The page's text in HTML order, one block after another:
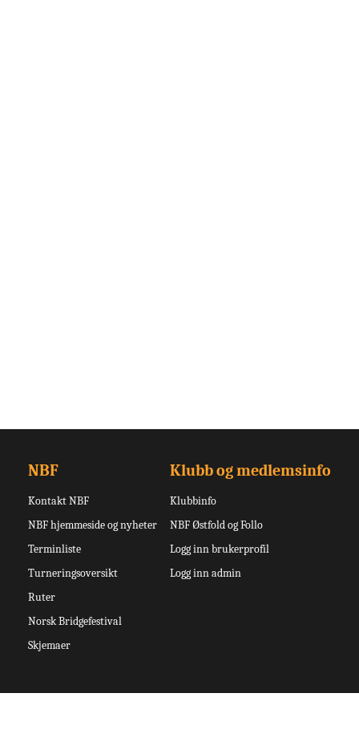
NBF
Kontakt NBF
NBF hjemmeside og nyheter
Terminliste
Turneringsoversikt
Ruter
Norsk Bridgefestival
Skjemaer
Klubb og medlemsinfo
Klubbinfo
NBF Østfold og Follo
Logg inn brukerprofil
Logg inn admin